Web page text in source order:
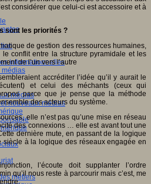
informationnelles
médias
médias
nouveaux médias
métiers
considérer que celui-ci est accessoire et à
sont les priorités ?
de gestion des ressources humaines,
conflit entre la structure pyramidale et les
de l’un vers l’autre
accréditer l’idée qu’il y aurait le
et celui des méchants (ceux qui
parce que je pense que la méthode
des acteurs du système.
elle n’est pas qu’une mise en réseau
des connexions … elle est avant tout une
dernière mute, en passant de la logique
à la logique des réseaux engagée en
l’écoute doit supplanter l’ordre
qu’il nous reste à parcourir mais c’est, me